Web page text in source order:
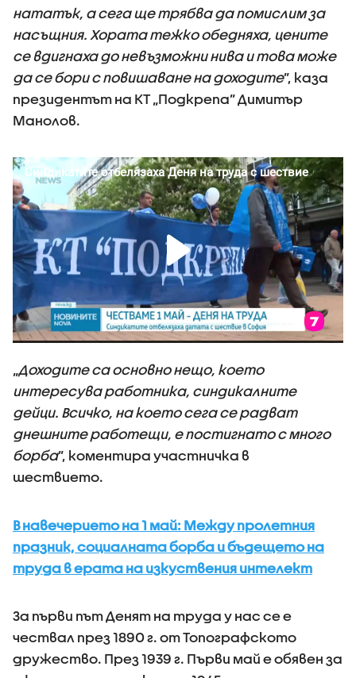
нататък, а сега ще трябва да помислим за
насъщния. Хората тежко обедняха, цените
се вдигнаха до невъзможни нива и това може
да се бори с повишаване на доходите”, каза
президентът на КТ „Подкрепа” Димитър
Манолов.
„Доходите са основно нещо, което
интересува работника, синдикалните
дейци. Всичко, на което сега се радват
днешните работещи, е постигнато с много
борба”, коментира участничка в
шествието.
В навечерието на 1 май: Между пролетния
празник, социалната борба и бъдещето на
труда в ерата на изкуствения интелект
За първи път Денят на труда у нас се е
чествал през 1890 г. от Топографското
дружество. През 1939 г. Първи май е обявен за